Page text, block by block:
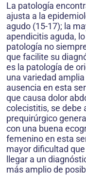
La patología
ajusta a la
agudo (15-17); la
apendicitis aguda,
patología no
que facilite su
es la patología de
una variedad
ausencia en esta
que causa dolor
colecistitis, se debe
prequirúrgico
con una buena
femenino en esta
mayor dificultad
llegar a un
más amplio de